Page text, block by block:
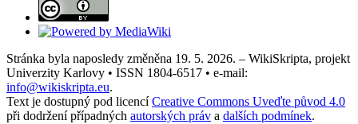
Stránka byla naposledy změněna 19. 5. 2026. – WikiSkripta, projekt
Univerzity Karlovy • ISSN 1804-6517 • e-mail:
info@wikiskripta.eu.
Text je dostupný pod licencíCreative Commons Uveďte původ 4.0
při dodržení případných autorských práv a dalších podmínek.